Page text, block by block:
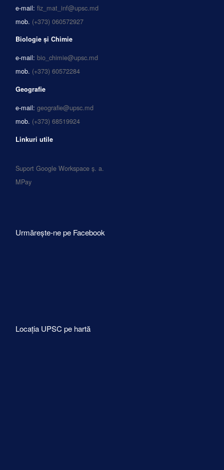
e-mail: fiz_mat_inf@upsc.md
mob. (+373) 060572927
Biologie și Chimie
e-mail: bio_chimie@upsc.md
mob. (+373) 60572284
Geografie
e-mail: geografie@upsc.md
mob. (+373) 68519924
Linkuri utile
Suport Google Workspace ș. a.
MPay
Urmărește-ne pe Facebook
Locația UPSC pe hartă